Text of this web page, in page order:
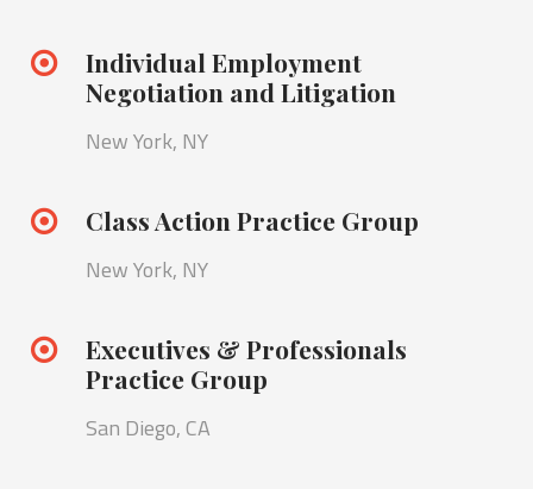
Individual Employment
Negotiation and Litigation
New York, NY
Class Action Practice Group
New York, NY
Executives & Professionals
Practice Group
San Diego, CA